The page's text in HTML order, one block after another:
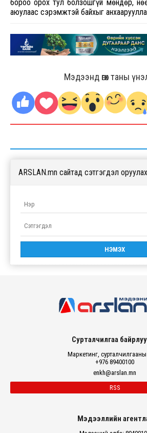
бороо орох тул болзошгүй мөндөр,
аюулаас сэрэмжтэй байхыг
Мэдээнд өгөх таны
ARSLAN.mn сайтад сэтгэгдэл
Сурталчилгаа
Маркетинг,
+976 89400100
enkh@arslan.mn
RSS
Мэдээллийн